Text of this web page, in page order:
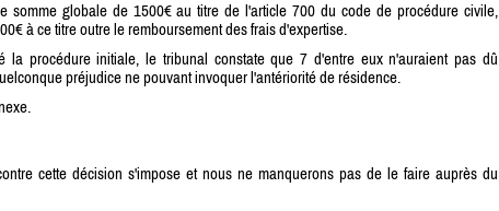
somme globale de 1500€ au titre de l'article 700 du code de procédure civile,
à ce titre outre le remboursement des frais d'expertise.
la procédure initiale, le tribunal constate que 7 d'entre eux n'auraient pas dû
préjudice ne pouvant invoquer l'antériorité de résidence.
cette décision s'impose et nous ne manquerons pas de le faire auprès du